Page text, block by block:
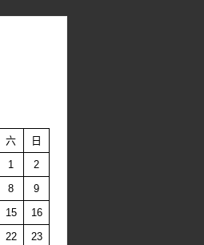
六
日
1
2
8
9
15
16
22
23